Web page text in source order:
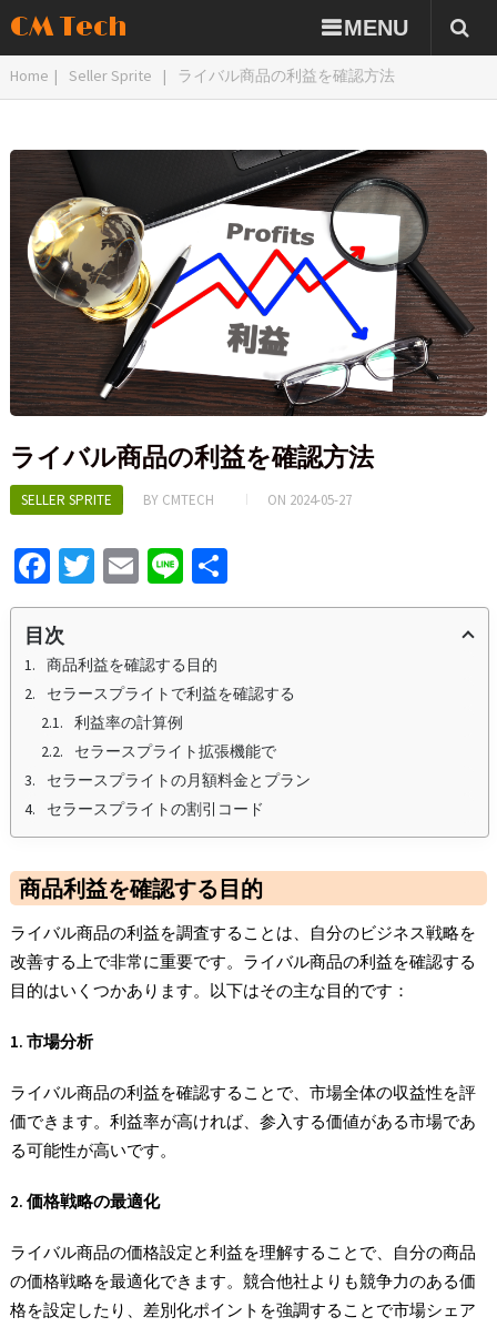
CM Tech MENU
Home | Seller Sprite | ライバル商品の利益を確認方法
ライバル商品の利益を確認方法
SELLER SPRITE BY CMTECH ON 2024-05-27
Fa
ce
b
o
o
k
T
wi
er
E
m
l
Li
n
S
h
目次
商品利益を確認する目的
セラースプライトで利益を確認する
利益率の計算例
セラースプライト拡張機能で
セラースプライトの月額料金とプラン
セラースプライトの割引コード
商品利益を確認する目的
ライバル商品の利益を調査することは、自分のビジネス戦略を
改善する上で非常に重要です。ライバル商品の利益を確認する
目的はいくつかあります。以下はその主な目的です：
1. 市場分析
ライバル商品の利益を確認することで、市場全体の収益性を評
価できます。利益率が高ければ、参入する価値がある市場であ
る可能性が高いです。
2. 価格戦略の最適化
ライバル商品の価格設定と利益を理解することで、自分の商品
の価格戦略を最適化できます。競合他社よりも競争力のある価
格を設定したり、差別化ポイントを強調することで市場シェア